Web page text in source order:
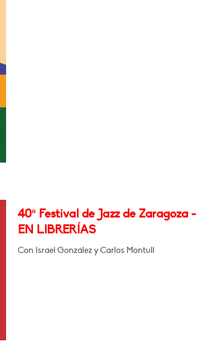
40º Festival de Jazz de Zaragoza
EN LIBRERÍAS
Con Israel González y Carlos Montull